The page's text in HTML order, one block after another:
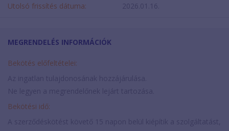
Utolsó frissítés dátuma: 2026.01.16.
MEGRENDELÉS INFORMÁCIÓK
Bekötés előfeltételei:
Bekötési idő: